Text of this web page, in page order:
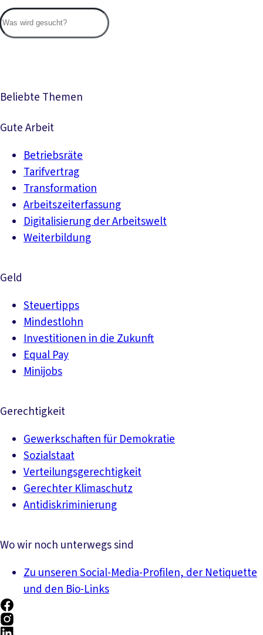
Beliebte Themen
Gute Arbeit
Betriebsräte
Tarifvertrag
Transformation
Arbeitszeiterfassung
Digitalisierung der Arbeitswelt
Weiterbildung
Geld
Steuertipps
Mindestlohn
Investitionen in die Zukunft
Equal Pay
Minijobs
Gerechtigkeit
Gewerkschaften für Demokratie
Sozialstaat
Verteilungsgerechtigkeit
Gerechter Klimaschutz
Antidiskriminierung
Wo wir noch unterwegs sind
Zu unseren Social-Media-Profilen, der Netiquette
und den Bio-Links